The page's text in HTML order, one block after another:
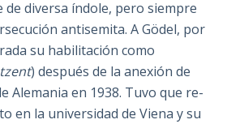
de diversa índole, pero siempre
antisemita. A Gödel, por
su habilitación como
) después de la anexión de
Alemania en 1938. Tuvo que re-
en la universidad de Viena y su